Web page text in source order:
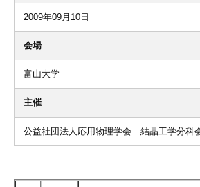
2009年09月10日
会場
富山大学
主催
公益社団法人応用物理学会 結晶工学分科